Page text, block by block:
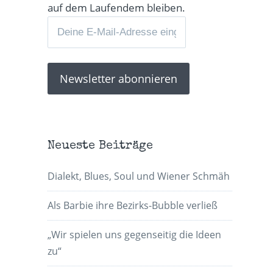
auf dem Laufendem bleiben.
Neueste Beiträge
Dialekt, Blues, Soul und Wiener Schmäh
Als Barbie ihre Bezirks-Bubble verließ
„Wir spielen uns gegenseitig die Ideen
zu“